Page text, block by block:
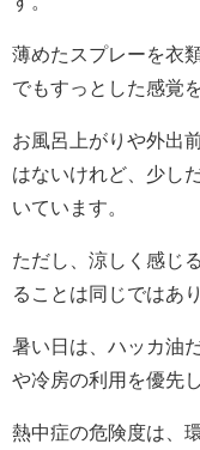
薄めたスプレーを衣
でもすっとした感覚
お風呂上がりや外出
はないけれど、少し
いています。
ただし、涼しく感じ
ることは同じではあ
暑い日は、ハッカ油
や冷房の利用を優先
熱中症の危険度は、